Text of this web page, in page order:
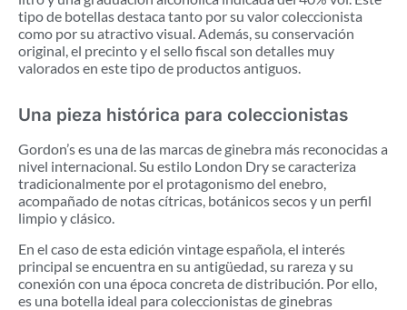
tipo de botellas destaca tanto por su valor coleccionista
como por su atractivo visual. Además, su conservación
original, el precinto y el sello fiscal son detalles muy
valorados en este tipo de productos antiguos.
Una pieza histórica para coleccionistas
Gordon’s es una de las marcas de ginebra más reconocidas a
nivel internacional. Su estilo London Dry se caracteriza
tradicionalmente por el protagonismo del enebro,
acompañado de notas cítricas, botánicos secos y un perfil
limpio y clásico.
En el caso de esta edición vintage española, el interés
principal se encuentra en su antigüedad, su rareza y su
conexión con una época concreta de distribución. Por ello,
es una botella ideal para coleccionistas de ginebras